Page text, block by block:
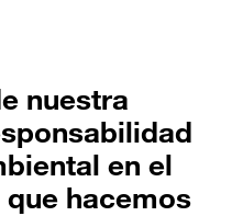
nuestra
en el
hacemos